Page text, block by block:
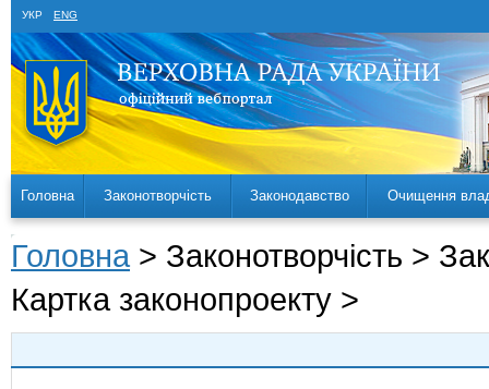
УКР ENG
Головна Законотворчість Законодавство Очищення
Головна > Законотворчість >
Картка законопроекту >